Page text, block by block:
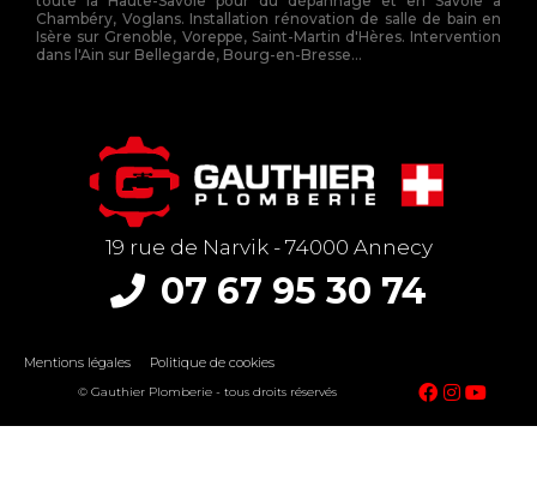
Chambéry, Voglans. Installation rénovation de salle de bain en
Isère sur Grenoble, Voreppe, Saint-Martin d'Hères. Intervention
dans l'Ain sur Bellegarde, Bourg-en-Bresse...
19 rue de Narvik - 74000 Annecy
07 67 95 30 74
Mentions légales Politique de cookies
© Gauthier Plomberie - tous droits réservés